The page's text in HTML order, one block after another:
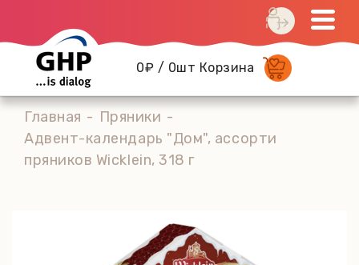
0₽ / 0шт Корзина
Главная
Пряники
Адвент-календарь "Дом", ассорти
пряников Wicklein, 318 г